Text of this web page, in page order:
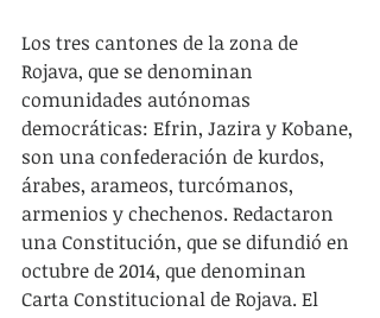
Los tres cantones de la zona de
Rojava, que se denominan
comunidades autónomas
democráticas: Efrin, Jazira y Kobane,
son una confederación de kurdos,
árabes, arameos, turcómanos,
armenios y chechenos. Redactaron
una Constitución, que se difundió en
octubre de 2014, que denominan
Carta Constitucional de Rojava. El